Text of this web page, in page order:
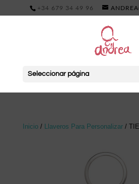
+34 679 34 49 96
Seleccionar página
Inicio/ Llaveros Para Personalizar/